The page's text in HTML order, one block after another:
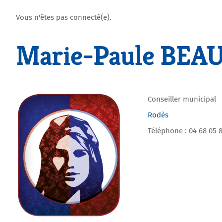
Vous n'êtes pas connecté(e).
Marie-Paule
Conseiller municipal
Rodès
Téléphone : 04 68 05